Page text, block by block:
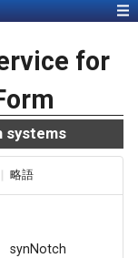
for
systems
略語
synNotch